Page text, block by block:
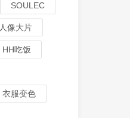
SOULEC
人像大片
HH吃饭
衣服变色